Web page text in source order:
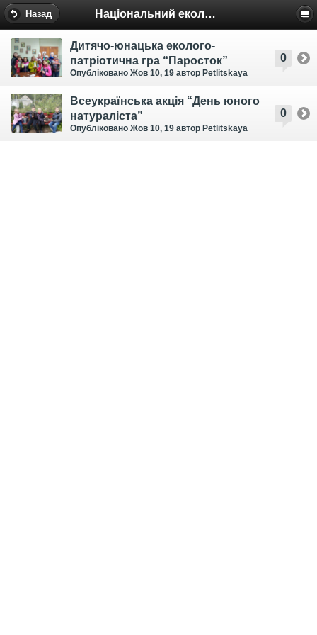
Назад Національний еколого-натуралістичний центр
0
Дитячо-юнацька еколого-
патріотична гра “Паросток”
Опубліковано Жов 10, 19 автор Petlitskaya
0
Всеукраїнська акція “День юного
натураліста”
Опубліковано Жов 10, 19 автор Petlitskaya